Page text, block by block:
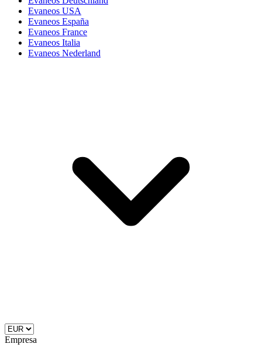
Evaneos USA
Evaneos España
Evaneos France
Evaneos Italia
Evaneos Nederland
Empresa